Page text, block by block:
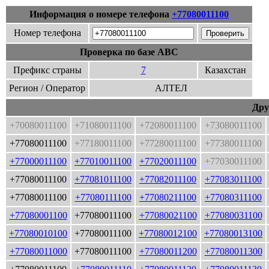
Информация о номере телефона +77080011100
Номер телефона
Проверка по базе ABC
Префикс страны
7
Казахстан
Регион / Оператор
АЛТЕЛ
+70080011100
+71080011100 +72080011100
+73080011100
+77080011100
+77180011100 +77280011100
+77380011100
+77000011100
+77010011100 +77020011100
+77030011100
+77080011100
+77081011100 +77082011100
+77083011100
+77080011100
+77080111100 +77080211100
+77080311100
+77080001100
+77080011100 +77080021100
+77080031100
+77080010100
+77080011100 +77080012100
+77080013100
+77080011000
+77080011100 +77080011200
+77080011300